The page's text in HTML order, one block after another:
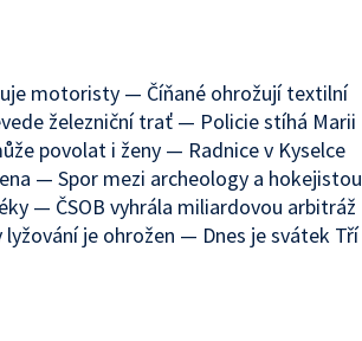
motoristy — Číňané ohrožují textilní
železniční trať — Policie stíhá Marii
povolat i ženy — Radnice v Kyselce
— Spor mezi archeology a hokejistou
— ČSOB vyhrála miliardovou arbitráž
je ohrožen — Dnes je svátek Tří